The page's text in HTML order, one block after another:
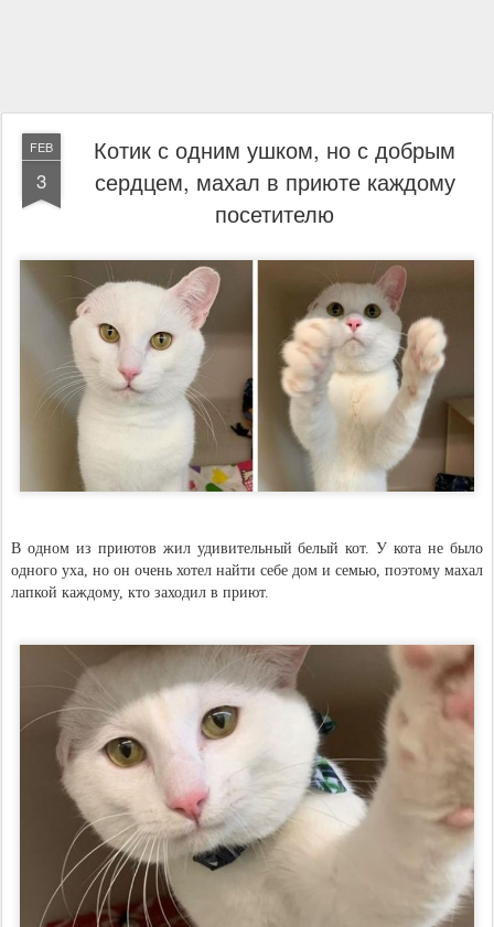
FEB
3
Котик с одним ушком, но с добрым
сердцем, махал в приюте каждому
посетителю
В одном из приютов жил удивительный белый кот. У кота не было
одного уха, но он очень хотел найти себе дом и семью, поэтому махал
лапкой каждому, кто заходил в приют.